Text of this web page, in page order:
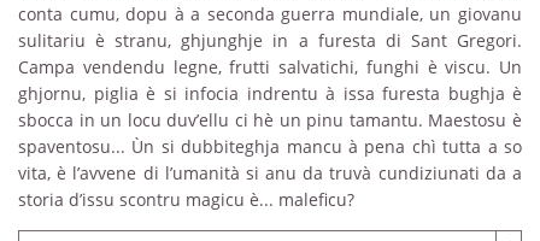
conta cumu, dopu à a seconda guerra mundiale, un giovanu
sulitariu è stranu, ghjunghje in a furesta di Sant Gregori.
Campa vendendu legne, frutti salvatichi, funghi è viscu. Un
ghjornu, piglia è si infocia indrentu à issa furesta bughja è
sbocca in un locu duv’ellu ci hè un pinu tamantu. Maestosu è
spaventosu... Ùn si dubbiteghja mancu à pena chì tutta a so
vita, è l’avvene di l’umanità si anu da truvà cundiziunati da a
storia d’issu scontru magicu è... maleficu?